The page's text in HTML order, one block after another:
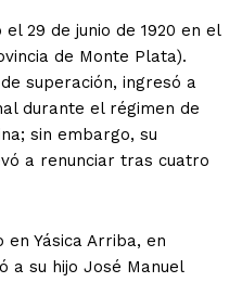
29 de junio de 1920 en el
de Monte Plata).
superación, ingresó a
durante el régimen de
sin embargo, su
a renunciar tras cuatro
Yásica Arriba, en
a su hijo José Manuel